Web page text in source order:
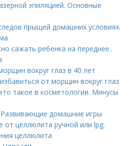
эпиляцией. Основные
прыщей домашних условиях.
сажать ребенка на переднее..
вокруг глаз в 40 лет
от морщин вокруг глаз
такое в косметологии. Минусы
домашние игры
от целлюлита ручной или lpg.
целлюлита